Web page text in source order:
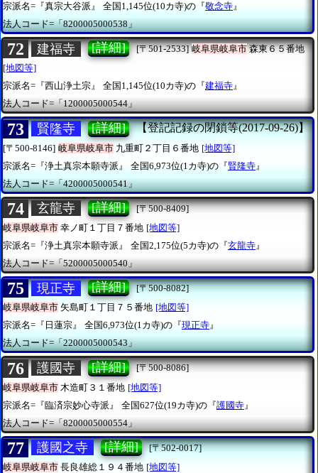
宗派名=『真宗大谷派』
全国1,145位(10カ寺)の『敬念寺 』
法人コード=「8200005000538」
72 建福寺 [詳細] [〒501-2533] 岐阜県岐阜市森東６５番地
[地図等]
宗派名=『西山浄土宗』
全国1,145位(10カ寺)の『建福寺』
法人コード=「1200005000544」
73 賢隆寺 [詳細] 【登記記録の閉鎖等(2017-09-26)】
[〒500-8146] 岐阜県岐阜市 九重町２丁目６番地 [地図等]
宗派名=『浄土真宗本願寺派』
全国6,973位(1カ寺)の『賢隆寺 』
法人コード=「4200005000541」
74 玄龍寺 [詳細]
[〒500-8409]
岐阜県岐阜市 幸ノ町１丁目７番地 [地図等]
宗派名=『浄土真宗本願寺派』
全国2,175位(5カ寺)の『玄龍寺 』
法人コード=「5200005000540」
75 現正寺 [詳細]
[〒500-8082]
岐阜県岐阜市 矢島町１丁目７５番地 [地図等]
宗派名=『日蓮宗』
全国6,973位(1カ寺)の『現正寺』
法人コード=「2200005000543」
76 護國寺 [詳細]
[〒500-8086]
岐阜県岐阜市 木造町３１番地 [地図等]
宗派名=『臨済宗妙心寺派』
全国627位(19カ寺)の『護國寺 』
法人コード=「8200005000554」
77 護國之寺 [詳細]
[〒502-0017]
岐阜県岐阜市 長良雄総１９４番地 [地図等]